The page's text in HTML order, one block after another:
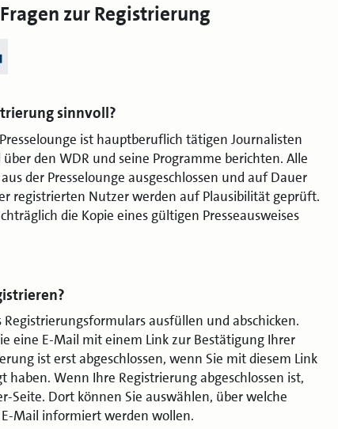
zur Registrierung
sinnvoll?
ist hauptberuflich tätigen Journalisten
den WDR und seine Programme berichten. Alle
der Presselounge ausgeschlossen und auf Dauer
registrierten Nutzer werden auf Plausibilität geprüft.
die Kopie eines gültigen Presseausweises
Registrierungsformulars ausfüllen und abschicken.
eine E-Mail mit einem Link zur Bestätigung Ihrer
ist erst abgeschlossen, wenn Sie mit diesem Link
haben. Wenn Ihre Registrierung abgeschlossen ist,
Seite. Dort können Sie auswählen, über welche
Mail informiert werden wollen.